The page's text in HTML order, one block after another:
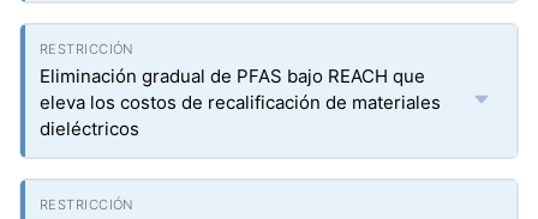
Eliminación gradual de PFAS bajo REACH que
eleva los costos de recalificación de materiales
dieléctricos